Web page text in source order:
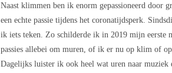
Naast klimmen ben ik enorm gepassioneerd door
een echte passie tijdens het coronatijdsperk.
ik iets teken. Zo schilderde ik in 2019 mijn eerste
passies allebei om muren, of ik er nu op klim of
Dagelijks luister ik ook heel wat uren naar